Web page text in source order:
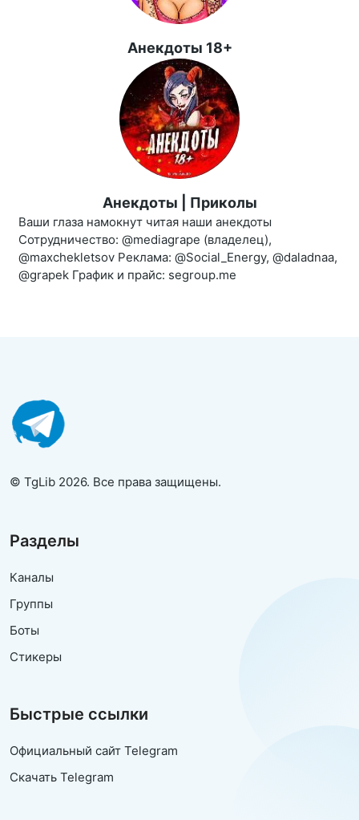
Анекдоты 18+
Анекдоты | Приколы
Ваши глаза намокнут читая наши анекдоты
Сотрудничество: @mediagrape (владелец),
@maxchekletsov Реклама: @Social_Energy, @daladnaa,
@grapek График и прайс: segroup.me
© TgLib 2026. Все права защищены.
Разделы
Каналы
Группы
Боты
Стикеры
Быстрые ссылки
Официальный сайт Telegram
Скачать Telegram